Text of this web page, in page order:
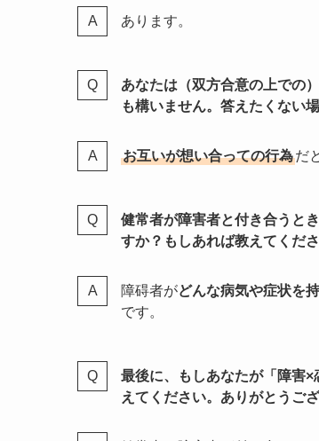
あります。
あなたは（双方合意の上での
も構いません。答えたくない
お互いが想い合っての行為だ
健常者が障害者と付き合うと
すか？もしあれば教えてくださ
障碍者がどんな病気や症状を
です。
最後に、もしあなたが「障害
えてください。ありがとうござ